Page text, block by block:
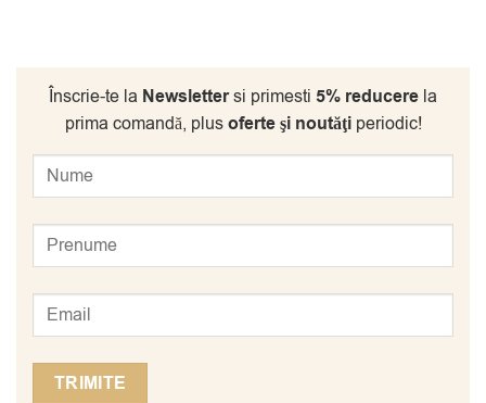
Înscrie-te la Newslettersi primesti 5% reducere la
prima comandă, plusoferte şi noutăţiperiodic!